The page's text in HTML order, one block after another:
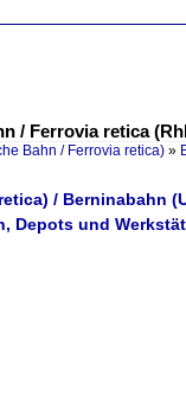
/ Ferrovia retica
Bahn / Ferrovia retica) »
/ Berninabahn
Depots und